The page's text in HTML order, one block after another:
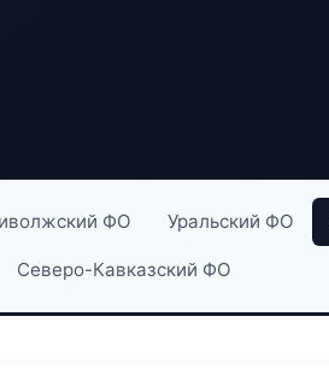
ФО Уральский ФО
Северо-Кавказский ФО